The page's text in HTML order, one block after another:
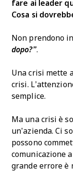
fare ai leader
Cosa si
Non prendono
dopo?”.
Una crisi mette
crisi.
semplice.
Ma una crisi è
un’azienda. Ci
possono
comunicazione
grande errore è